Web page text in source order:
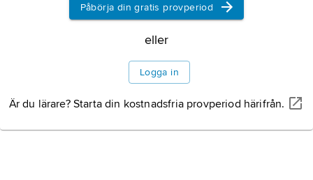
Påbörja din gratis provperiod
eller
Logga in
Är du lärare? Starta din kostnadsfria provperiod härifrån.